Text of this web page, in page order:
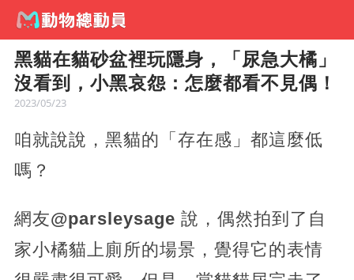
黑貓在貓砂盆裡玩隱身，「尿急大橘」
沒看到，小黑哀怨：怎麼都看不見偶！
2023/05/23
咱就說說，黑貓的「存在感」都這麼低
嗎？
網友@parsleysage 說，偶然拍到了自
家小橘貓上廁所的場景，覺得它的表情